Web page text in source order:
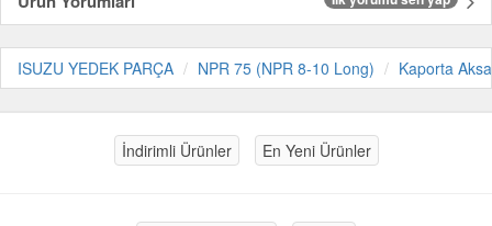
ISUZU YEDEK PARÇA NPR 75 (NPR 8-10 Long) Kaporta
İndirimli Ürünler En Yeni Ürünler